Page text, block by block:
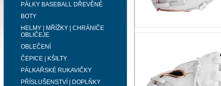
PÁLKY BASEBALL DŘEVĚNÉ
BOTY
HELMY | MŘÍŽKY | CHRÁNIČE
OBLIČEJE
OBLEČENÍ
ČEPICE | KŠILTY
PÁLKAŘSKÉ RUKAVIČKY
PŘÍSLUŠENSTVÍ | DOPLŇKY